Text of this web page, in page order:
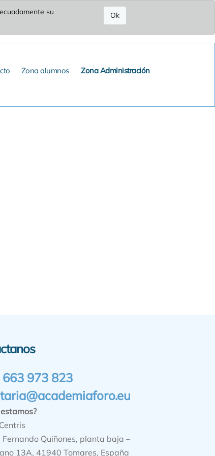
su
Ok
Zona alumnos Zona Administración
663 973 823
Fernando Quiñones, planta baja –
13A, 41940 Tomares, España